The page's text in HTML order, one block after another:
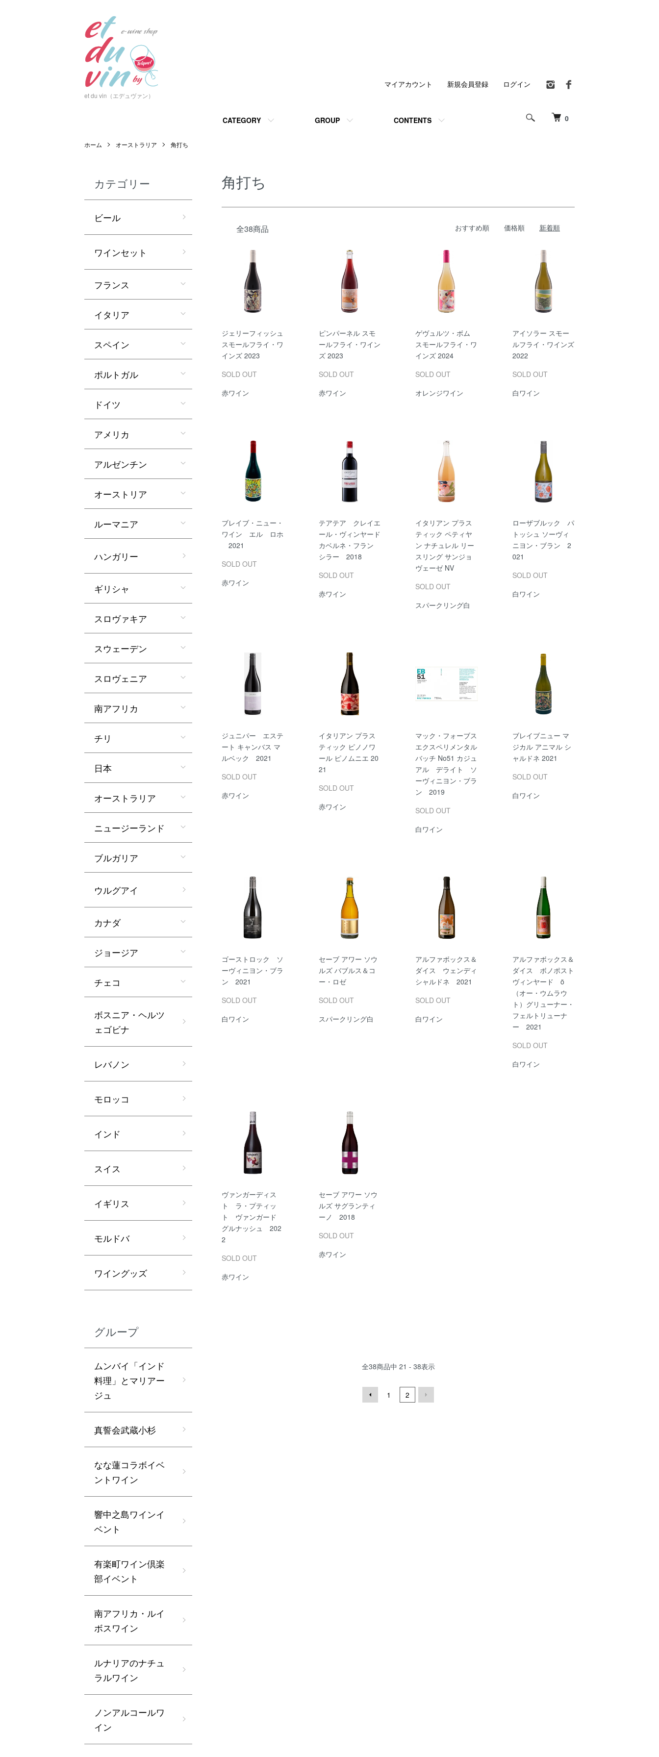
et du vin（エデュヴァン）
0
CATEGORY GROUP CONTENTS
マイアカウント 新規会員登録 ログイン
ホーム オーストラリア 角打ち
角打ち
全38商品 おすすめ順 価格順 新着順
ジェリーフィッシュ
スモールフライ・ワ
インズ 2023
SOLD OUT
赤ワイン
ピンパーネル スモ
ールフライ・ワイン
ズ 2023
SOLD OUT
赤ワイン
ゲヴュルツ・ボム
スモールフライ・ワ
インズ 2024
SOLD OUT
オレンジワイン
アイソラー スモー
ルフライ・ワインズ
2022
SOLD OUT
白ワイン
ブレイブ・ニュー・
ワイン エル ロホ
2021
SOLD OUT
赤ワイン
テアテア クレイエ
ール・ヴィンヤード
カベルネ・フラン
シラー 2018
SOLD OUT
赤ワイン
イタリアン プラス
ティック ペティヤ
ン ナチュレル リー
スリング サンジョ
ヴェーゼ NV
SOLD OUT
スパークリング白
ローザブルック パ
トッシュ ソーヴィ
ニヨン・ブラン 2
021
SOLD OUT
白ワイン
ジュニパー エステ
ート キャンバス マ
ルベック 2021
SOLD OUT
赤ワイン
イタリアン プラス
ティック ピノノワ
ール ピノムニエ 20
21
SOLD OUT
赤ワイン
マック・フォーブス
エクスペリメンタル
バッチ No51 カジュ
アル デライト ソ
ーヴィニヨン・ブラ
ン 2019
SOLD OUT
白ワイン
ブレイブニュー マ
ジカル アニマル シ
ャルドネ 2021
SOLD OUT
白ワイン
ゴーストロック ソ
ーヴィニヨン・ブラ
ン 2021
SOLD OUT
白ワイン
セーブ アワー ソウ
ルズ バブルス＆コ
ー・ロゼ
SOLD OUT
スパークリング白
アルファボックス＆
ダイス ウェンディ
シャルドネ 2021
SOLD OUT
白ワイン
アルファボックス＆
ダイス ボノポスト
ヴィンヤード ö
（オー・ウムラウ
ト）グリューナー・
フェルトリューナ
ー 2021
SOLD OUT
白ワイン
ヴァンガーディス
ト ラ・プティッ
ト ヴァンガード
グルナッシュ 202
2
SOLD OUT
赤ワイン
セーブ アワー ソウ
ルズ サグランティ
ーノ 2018
SOLD OUT
赤ワイン
全38商品中 21 - 38表示
1 2
カテゴリー
ビール
ワインセット
フランス
イタリア
スペイン
ポルトガル
ドイツ
アメリカ
アルゼンチン
オーストリア
ルーマニア
ハンガリー
ギリシャ
スロヴァキア
スウェーデン
スロヴェニア
南アフリカ
チリ
日本
オーストラリア
ニュージーランド
ブルガリア
ウルグアイ
カナダ
ジョージア
チェコ
ボスニア・ヘルツ
ェゴビナ
レバノン
モロッコ
インド
スイス
イギリス
モルドバ
ワイングッズ
グループ
ムンバイ「インド
料理」とマリアー
ジュ
真誓会武蔵小杉
なな蓮コラボイベ
ントワイン
響中之島ワインイ
ベント
有楽町ワイン倶楽
部イベント
南アフリカ・ルイ
ボスワイン
ルナリアのナチュ
ラルワイン
ノンアルコールワ
イン